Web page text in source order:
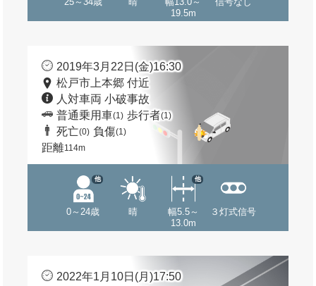
19.5m
2019年3月22日(金)16:30
松戸市上本郷 付近
人対車両 小破事故
普通乗用車(1) 歩行者(1)
死亡(0) 負傷(1)
距離114m
0～24歳
他
晴
幅5.5～
13.0m
他
３灯式信号
2022年1月10日(月)17:50